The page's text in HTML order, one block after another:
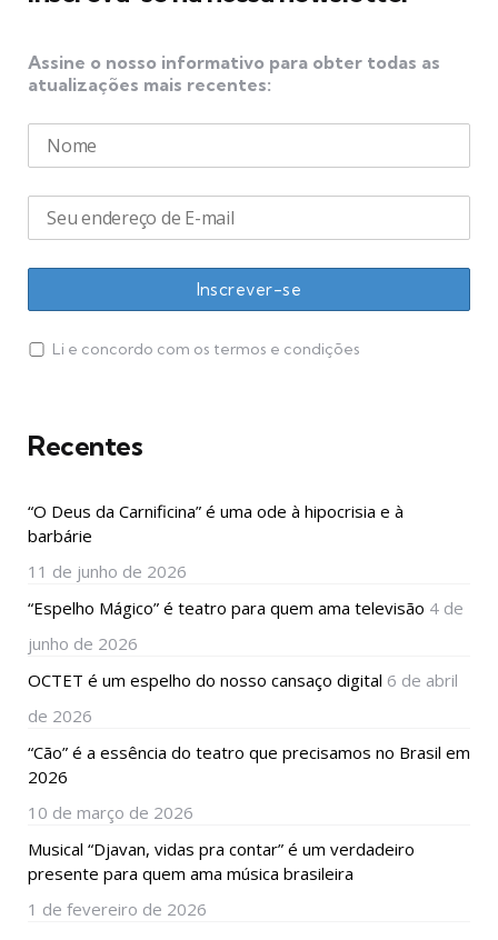
Assine o nosso informativo para obter todas as
atualizações mais recentes:
Li e concordo com os termos e condições
Recentes
“O Deus da Carnificina” é uma ode à hipocrisia e à
barbárie
11 de junho de 2026
“Espelho Mágico” é teatro para quem ama televisão 4 de
junho de 2026
OCTET é um espelho do nosso cansaço digital 6 de abril
de 2026
“Cão” é a essência do teatro que precisamos no Brasil em
2026
10 de março de 2026
Musical “Djavan, vidas pra contar” é um verdadeiro
presente para quem ama música brasileira
1 de fevereiro de 2026